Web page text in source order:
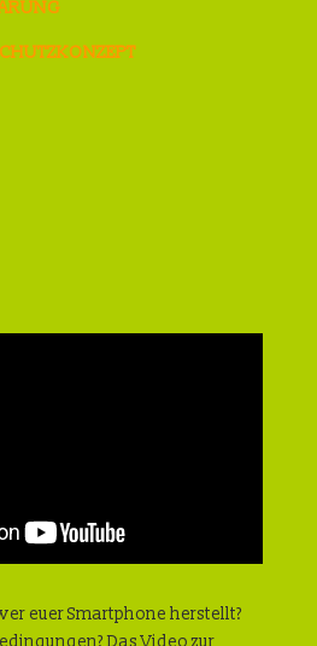
euer Smartphone herstellt?
Das Video zur